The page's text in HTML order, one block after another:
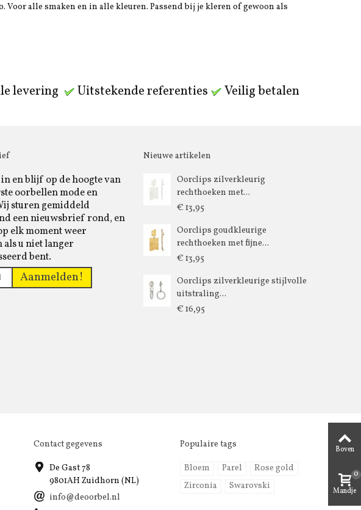
alle smaken en in alle kleuren. Passend bij je kleren of gewoon als
levering Uitstekende referenties Veilig betalen
en blijf op de hoogte van
oorbellen mode en
sturen gemiddeld
een nieuwsbrief rond, en
elk moment weer
als u niet langer
bent.
Aanmelden!
Nieuwe artikelen
Oorclips zilverkleurig
rechthoeken met...
€ 13,95
Oorclips goudkleurige
rechthoeken met fijne...
€ 13,95
Oorclips zilverkleurige stijlvolle
uitstraling...
€ 16,95
Contact gegevens
De Gast 78
9801AH Zuidhorn (NL)
info@deoorbel.nl
Populaire tags
Bloem Parel
Rose gold
Zirconia
Swarovski
Boven
Mandje
0